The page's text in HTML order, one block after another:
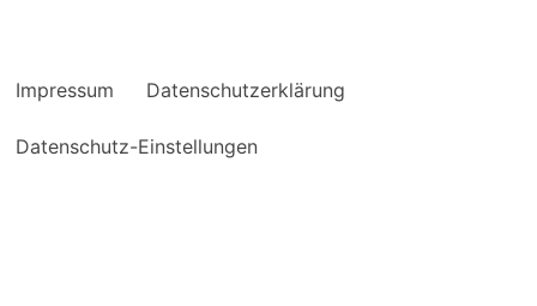
Impressum Datenschutzerklärung
Datenschutz-Einstellungen